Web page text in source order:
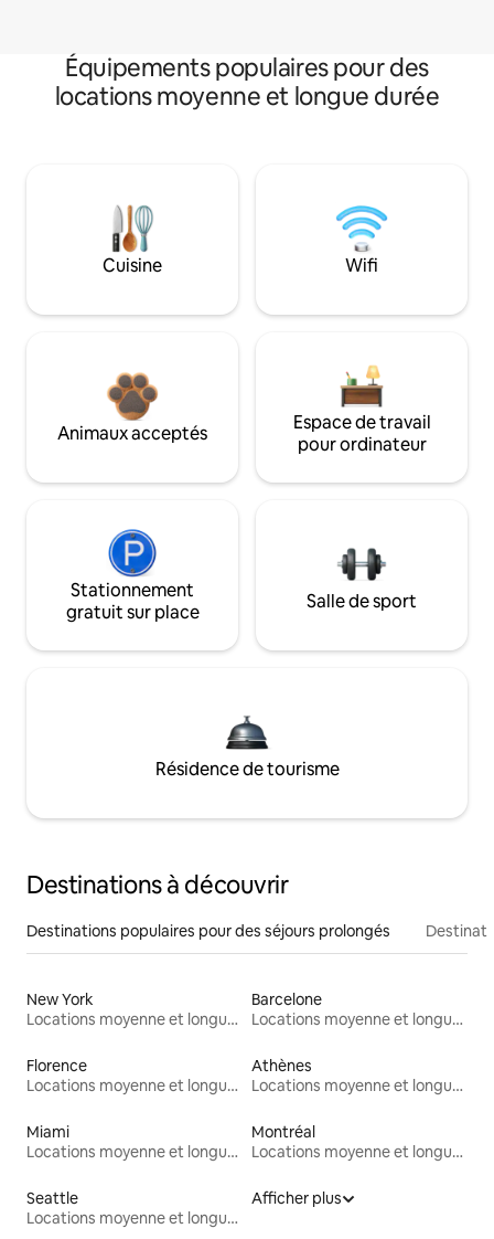
Équipements populaires pour des
locations moyenne et longue durée
Cuisine Wifi
Animaux acceptés
Espace de travail
pour ordinateur
Stationnement
gratuit sur place
Salle de sport
Résidence de tourisme
Destinations à découvrir
Destinations populaires pour des séjours prolongés
New York
Locations moyenne et longue durée
Barcelone
Locations moyenne et longue durée
Florence
Locations moyenne et longue durée
Athènes
Locations moyenne et longue durée
Miami
Locations moyenne et longue durée
Montréal
Locations moyenne et longue durée
Seattle
Locations moyenne et longue durée
Afficher plus